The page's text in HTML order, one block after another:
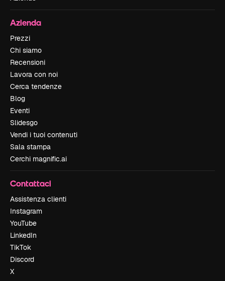
Azienda
Prezzi
Chi siamo
Recensioni
Lavora con noi
Cerca tendenze
Blog
Eventi
Slidesgo
Vendi i tuoi contenuti
Sala stampa
Cerchi magnific.ai
Contattaci
Assistenza clienti
Instagram
YouTube
LinkedIn
TikTok
Discord
X